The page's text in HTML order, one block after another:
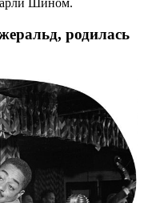
Шином.
родилась